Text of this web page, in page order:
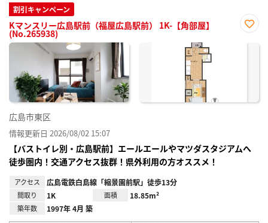
割引キャンペーン
Kマンスリー広島駅前（福屋広島駅前） 1K-【角部屋】
(No.265938)
に入
広島市東区
情報更新日 2026/08/02 15:07
【バストイレ別・広島駅前】エールエールやマツダスタジアムへ
徒歩圏内！交通アクセス抜群！県外利用の方オススメ！
アクセス 広島電鉄白島線「縮景園前駅」徒歩13分
間取り 1K 面積 18.85m²
築年数 1997年 4月 築